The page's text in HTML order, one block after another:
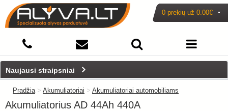
0 prekių už 0.00€
Naujausi straipsniai
Pradžia> Akumuliatoriai > Akumuliatoriai automobiliams
Akumuliatorius AD 44Ah 440A
-19%